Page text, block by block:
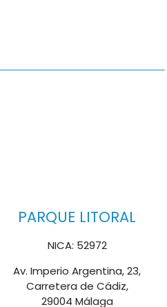
PARQUE LITORAL
NICA: 52972
Av. Imperio Argentina, 23,
Carretera de Cádiz,
29004 Málaga